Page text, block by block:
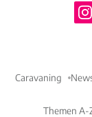
Caravaning
Themen A-